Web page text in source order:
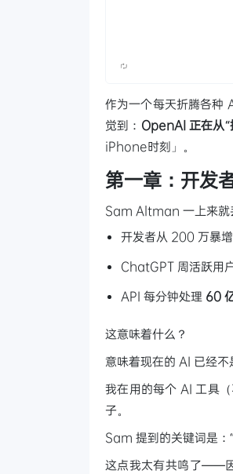
作为一个每天折腾各种
觉到： OpenAI 正在从“
iPhone时刻」。
第一章：开发
Sam Altman 一上来就
开发者从 200 万暴
ChatGPT 周活跃用
API 每分钟处理 60
这意味着什么？
意味着现在的 AI 已经不
我在用的每个 AI 工具
子。
Sam 提到的关键词是：
这点我太有共鸣了——